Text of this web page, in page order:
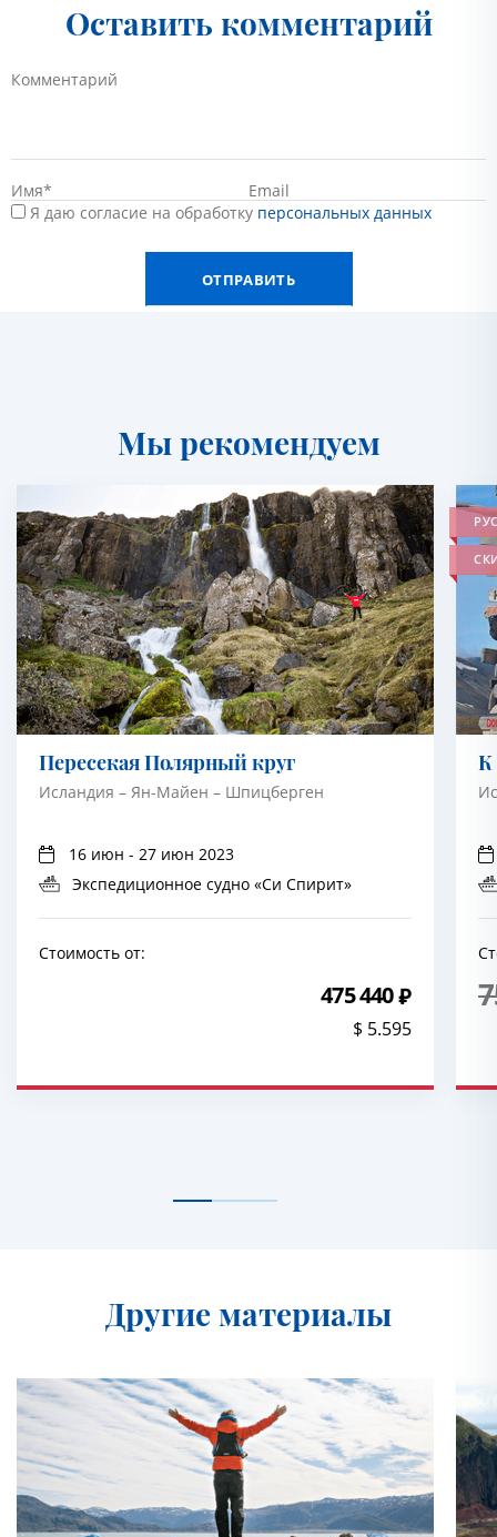
Оставить комментарий
Я даю согласие на обработку персональных данных
Мы рекомендуем
Пересекая Полярный круг
Исландия – Ян-Майен – Шпицберген
16 июн - 27 июн 2023
Экспедиционное судно «Си Спирит»
Стоимость от:
475 440
$ 5.595
К
Другие материалы